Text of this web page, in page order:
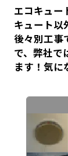
エコキュー
キュート以
後々別工事
で、弊社で
ます！気に